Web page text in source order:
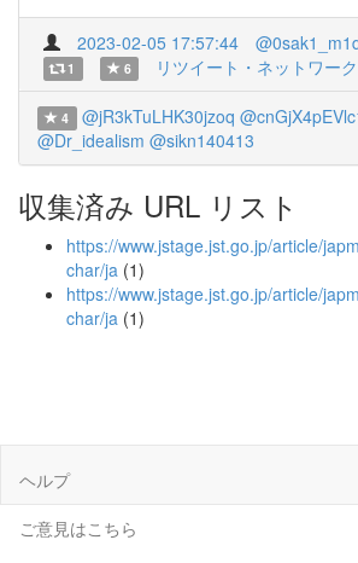
2023-02-05 17:57:44
1 6 リツイート・ネットワーク
4 @jR3kTuLHK30jzoq
@Dr_idealism @sikn140413
収集済み URL リスト
https://www.jstage.jst.go.jp/article/
char/ja (1)
https://www.jstage.jst.go.jp/article/
char/ja (1)
ヘルプ
ご意見はこちら